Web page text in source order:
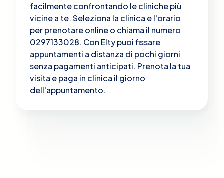
facilmente confrontando le cliniche più
vicine a te. Seleziona la clinica e l'orario
per prenotare online o chiama il numero
0297133028. Con Elty puoi fissare
appuntamenti a distanza di pochi giorni
senza pagamenti anticipati. Prenota la tua
visita e paga in clinica il giorno
dell'appuntamento.